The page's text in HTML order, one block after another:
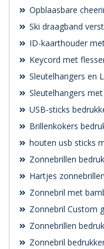
Opblaasbare
Ski draagband
ID-kaarthouder
Keycord met
Sleutelhangers en
Sleutelhangers
USB-sticks
Brillenkokers
houten usb sticks
Zonnebrillen
Hartjes
Zonnebril met
Zonnebril Custom
Zonnebrillen
Zonnebril